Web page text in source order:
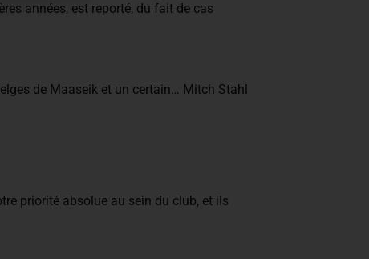
années, est reporté, du fait de cas
de Maaseik et un certain… Mitch Stahl
priorité absolue au sein du club, et ils